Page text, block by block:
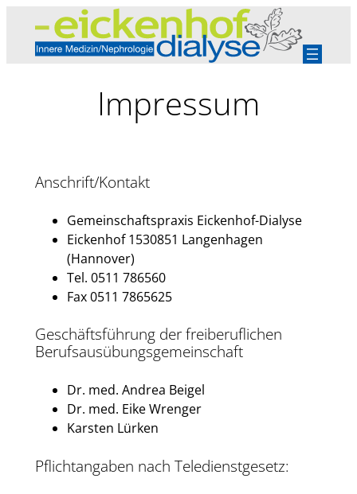
Inhalt
springen
Impressum
Anschrift/Kontakt
Gemeinschaftspraxis Eickenhof-Dialyse
Eickenhof 1530851 Langenhagen
(Hannover)
Tel. 0511 786560
Fax 0511 7865625
Geschäftsführung der freiberuflichen
Berufsausübungsgemeinschaft
Dr. med. Andrea Beigel
Dr. med. Eike Wrenger
Karsten Lürken
Pflichtangaben nach Teledienstgesetz: